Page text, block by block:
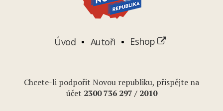
Úvod Autoři Eshop
Chcete-li podpořit Novou republiku, přispějte na
účet 2300 736 297 / 2010